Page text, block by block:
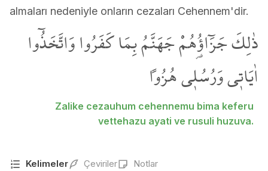
almaları nedeniyle onların cezaları Cehennem'dir.
ذٰلِكَ جَزَٓاؤُ۬هُمْ جَهَنَّمُ بِمَا كَفَرُوا وَاتَّخَذُٓوا
اٰيَات۪ي وَرُسُل۪ي هُزُواً
Zalike cezauhum cehennemu bima keferu
vettehazu ayati ve rusuli huzuva.
Kelimeler Çeviriler Notlar